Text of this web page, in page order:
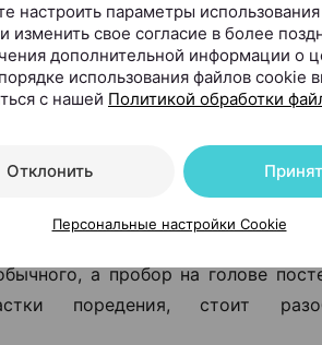
волос
теряет волосы — это
волос на расческе,
а пробор на голове
поредения, стоит
настроить параметры
изменить свое согласие в более
дополнительной информации о
использования файлов cookie
с нашей Политикой обработки
Отклонить
Персональные настройки Cookie